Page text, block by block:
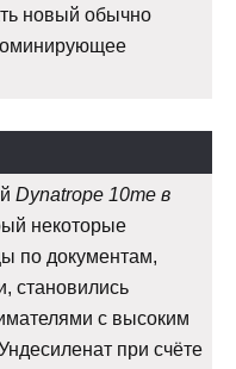
новый обычно
Dynatrope 10me в
некоторые
по документам,
становились
с высоким
при счёте